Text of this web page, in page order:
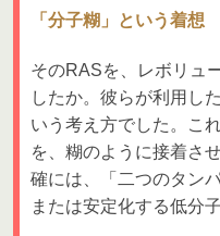
「分子糊」という着想
そのRASを、レボリュ
したか。彼らが利用し
いう考え方でした。こ
を、糊のように接着さ
確には、「二つのタン
または安定化する低分